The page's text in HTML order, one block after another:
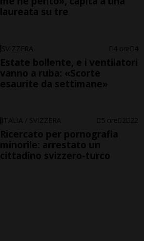
laureata su tre
SVIZZERA 4 ore 4
Estate bollente, e i ventilatori
vanno a ruba: «Scorte
esaurite da settimane»
ITALIA / SVIZZERA 5 ore 2 22
Ricercato per pornografia
minorile: arrestato un
cittadino svizzero-turco